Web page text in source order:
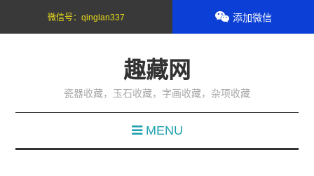
趣藏网
瓷器收藏，玉石收藏，字画收藏，杂项收藏
MENU
微信号：qinglan337 添加微信